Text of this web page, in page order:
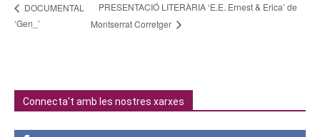
DOCUMENTAL
‘Gen_’
PRESENTACIÓ LITERÀRIA ‘E.E. Ernest & Erica’ de
Montserrat Corretger
Connecta't amb les nostres xarxes